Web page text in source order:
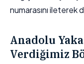
numarasını ileterek
Anadolu
Verdiğimiz